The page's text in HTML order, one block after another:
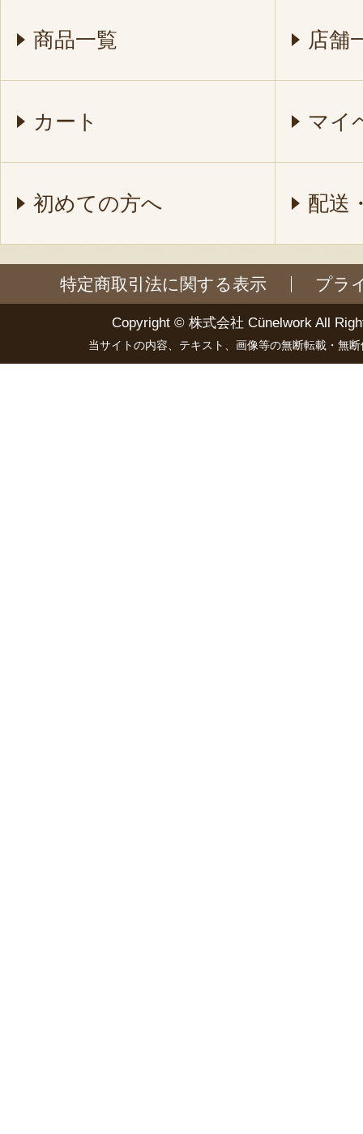
商品一覧 店舗
カート マイ
初めての方へ 配送
特定商取引法に関する表示 プラ
Copyright © 株式会社 Cünelwork All
当サイトの内容、テキスト、画像等の無断転載・無